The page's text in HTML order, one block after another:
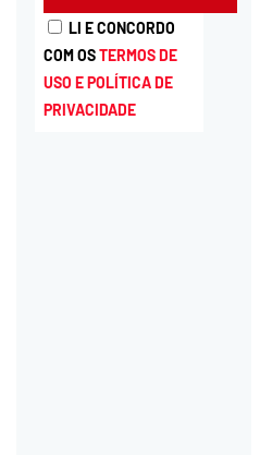
LI E CONCORDO
COM OSTERMOS DE
USO E POLÍTICA DE
PRIVACIDADE